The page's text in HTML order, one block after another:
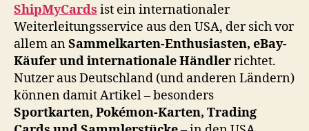
Risiken & mögliche Nachteile
Tipps zur Nutzung von ShipMyCards
Für wen lohnt sich ShipMyCards?
Sammelkarten aus Amerika
ShipMyCards ist ein internationaler
Weiterleitungsservice aus den USA, der sich vor
allem anSammelkarten-Enthusiasten, eBay-
Käufer und internationale Händlerrichtet.
Nutzer aus Deutschland (und anderen Ländern)
können damit Artikel – besonders
Sportkarten, Pokémon-Karten, Trading